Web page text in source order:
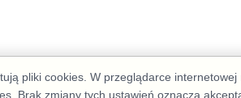
pliki cookies. W przeglądarce
Brak zmiany tych ustawień oznacza